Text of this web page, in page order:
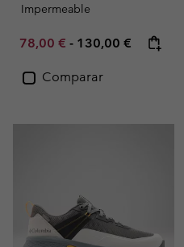
Impermeable
Minimum sale price:
78,00 € - Maximum price:
130,00 €
Comparar